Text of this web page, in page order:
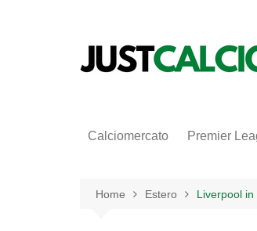
Calciomercato Premier
Home Estero Liverpool in